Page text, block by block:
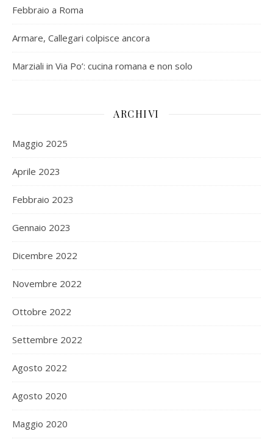
Febbraio a Roma
Armare, Callegari colpisce ancora
Marziali in Via Po’: cucina romana e non solo
ARCHIVI
Maggio 2025
Aprile 2023
Febbraio 2023
Gennaio 2023
Dicembre 2022
Novembre 2022
Ottobre 2022
Settembre 2022
Agosto 2022
Agosto 2020
Maggio 2020